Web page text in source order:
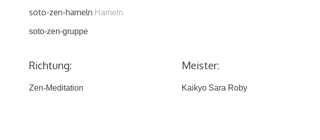
soto-zen-hameln Hameln
soto-zen-gruppe
Richtung:
Zen-Meditation
Meister:
Kaikyo Sara Roby